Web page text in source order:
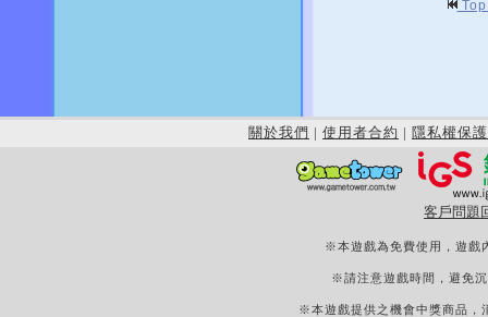
關於我們 | 使用者合約 | 隱私權保護
客戶問題
※本遊戲為免費使用，遊戲
※請注意遊戲時間，避免
※本遊戲提供之機會中獎商品，